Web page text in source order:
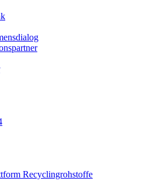
Recyclingrohstoffe